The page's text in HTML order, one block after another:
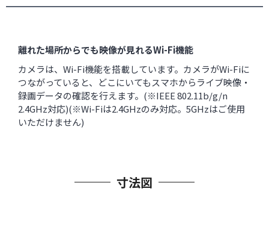
離れた場所からでも映像が見れるWi-Fi機能
カメラは、Wi-Fi機能を搭載しています。カメラがWi-Fiに
つながっていると、どこにいてもスマホからライブ映像・
録画データの確認を行えます。(※IEEE 802.11b/g/n
2.4GHz対応)(※Wi-Fiは2.4GHzのみ対応。5GHzはご使用
いただけません)
寸法図